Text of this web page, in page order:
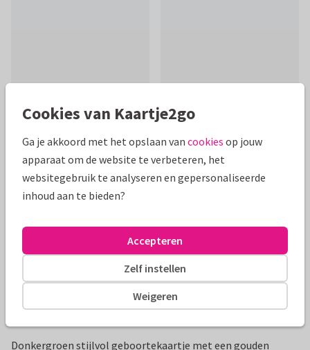
Mooie extra's bij je kaart
Donkergroen stijlvol geboortekaartje met een gouden
Cookies van Kaartje2go
Ga je akkoord met het opslaan van cookies op jouw
apparaat om de website te verbeteren, het
websitegebruik te analyseren en gepersonaliseerde
inhoud aan te bieden?
Weigeren
Zelf instellen
Accepteren